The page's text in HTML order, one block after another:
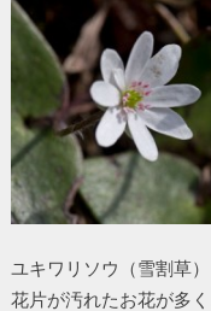
ユキワリソウ（雪割草
花片が汚れたお花が多